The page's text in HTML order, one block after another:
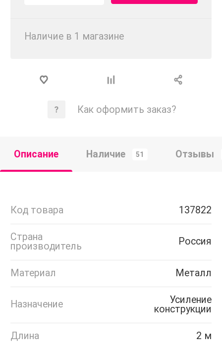
Наличие в 1 магазинe
Как оформить заказ?
Описание Наличие 51 Отзывы
Код товара 137822
Страна
производитель
Россия
Материал Металл
Назначение
Усиление
конструкции
Длина 2 м